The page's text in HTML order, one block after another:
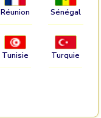
Réunion Sénégal
Tunisie Turquie